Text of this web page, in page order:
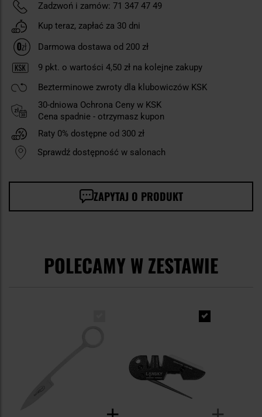
Zadzwoń i zamów: 71 347 47 49
Kup teraz, zapłać za 30 dni
Darmowa dostawa od 200 zł
9 pkt. o wartości 4,50 zł na kolejne zakupy
Bezterminowe zwroty dla klubowiczów KSK
30-dniowa Ochrona Ceny w KSK
Cena spadnie - otrzymasz kupon
Raty 0% dostępne od 300 zł
Sprawdź dostępność w salonach
ZAPYTAJ O PRODUKT
POLECAMY W ZESTAWIE